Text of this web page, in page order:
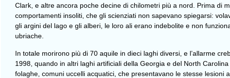
Clark, e altre ancora poche decine di chilometri più a nord. Prima di
comportamenti insoliti, che gli scienziati non sapevano spiegarsi:
gli argini del lago e gli alberi, le loro ali erano indebolite e non
ubriache.
In totale morirono più di 70 aquile in dieci laghi diversi, e l’allarme
1998, quando in altri laghi artificiali della Georgia e del North
folaghe, comuni uccelli acquatici, che presentavano le stesse lesioni